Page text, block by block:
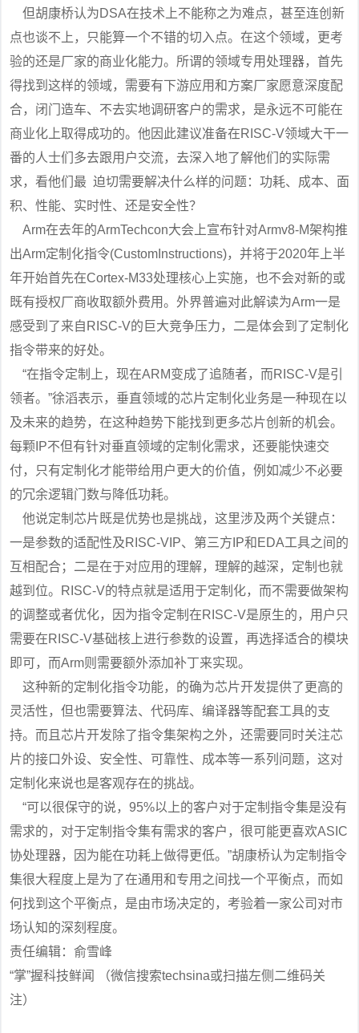
但胡康桥认为DSA在技术上不能称之为难点，甚至连创新
点也谈不上，只能算一个不错的切入点。在这个领域，更考
验的还是厂家的商业化能力。所谓的领域专用处理器，首先
得找到这样的领域，需要有下游应用和方案厂家愿意深度配
合，闭门造车、不去实地调研客户的需求，是永远不可能在
商业化上取得成功的。他因此建议准备在RISC-V领域大干一
番的人士们多去跟用户交流，去深入地了解他们的实际需
求，看他们最 迫切需要解决什么样的问题：功耗、成本、面
积、性能、实时性、还是安全性？
Arm在去年的ArmTechcon大会上宣布针对Armv8-M架构推
出Arm定制化指令(CustomInstructions)，并将于2020年上半
年开始首先在Cortex-M33处理核心上实施，也不会对新的或
既有授权厂商收取额外费用。外界普遍对此解读为Arm一是
感受到了来自RISC-V的巨大竞争压力，二是体会到了定制化
指令带来的好处。
“在指令定制上，现在ARM变成了追随者，而RISC-V是引
领者。”徐滔表示，垂直领域的芯片定制化业务是一种现在以
及未来的趋势，在这种趋势下能找到更多芯片创新的机会。
每颗IP不但有针对垂直领域的定制化需求，还要能快速交
付，只有定制化才能带给用户更大的价值，例如减少不必要
的冗余逻辑门数与降低功耗。
他说定制芯片既是优势也是挑战，这里涉及两个关键点：
一是参数的适配性及RISC-VIP、第三方IP和EDA工具之间的
互相配合；二是在于对应用的理解，理解的越深，定制也就
越到位。RISC-V的特点就是适用于定制化，而不需要做架构
的调整或者优化，因为指令定制在RISC-V是原生的，用户只
需要在RISC-V基础核上进行参数的设置，再选择适合的模块
即可，而Arm则需要额外添加补丁来实现。
这种新的定制化指令功能，的确为芯片开发提供了更高的
灵活性，但也需要算法、代码库、编译器等配套工具的支
持。而且芯片开发除了指令集架构之外，还需要同时关注芯
片的接口外设、安全性、可靠性、成本等一系列问题，这对
定制化来说也是客观存在的挑战。
“可以很保守的说，95%以上的客户对于定制指令集是没有
需求的，对于定制指令集有需求的客户，很可能更喜欢ASIC
协处理器，因为能在功耗上做得更低。”胡康桥认为定制指令
集很大程度上是为了在通用和专用之间找一个平衡点，而如
何找到这个平衡点，是由市场决定的，考验着一家公司对市
场认知的深刻程度。
责任编辑：俞雪峰
“掌”握科技鲜闻 （微信搜索techsina或扫描左侧二维码关
注）